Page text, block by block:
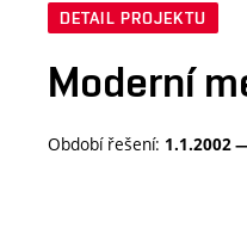
DETAIL PROJEKTU
Moderní
Období řešení: 1.1.2002